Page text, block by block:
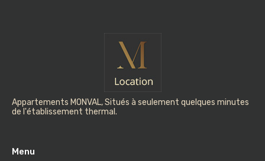
Appartements MONVAL, Situés à seulement quelques minutes
de l'établissement thermal.
Menu